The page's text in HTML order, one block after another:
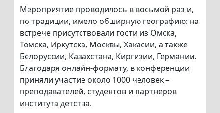
Мероприятие проводилось в восьмой раз и,
по традиции, имело обширную географию: на
встрече присутствовали гости из Омска,
Томска, Иркутска, Москвы, Хакасии, а также
Белоруссии, Казахстана, Киргизии, Германии.
Благодаря онлайн-формату, в конференции
приняли участие около 1000 человек –
преподавателей, студентов и партнеров
института детства.